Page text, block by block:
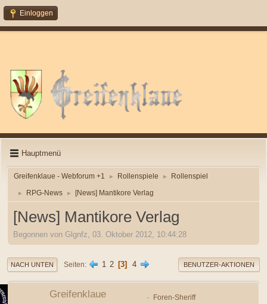
Einloggen
Hauptmenü
Greifenklaue - Webforum +1 ► Rollenspiele ► Rollenspiel
► RPG-News ► [News] Mantikore Verlag
[News] Mantikore Verlag
Begonnen von Glgnfz, 03. Oktober 2012, 10:44:28
NACH UNTEN Seiten 1 2 3 4 BENUTZER-AKTIONEN
Greifenklaue
Foren-Sheriff